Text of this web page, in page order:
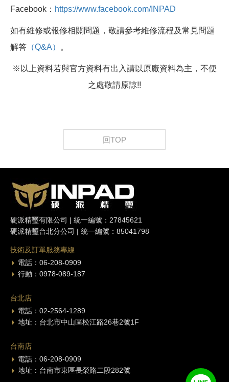
Facebook： https://www.facebook.com/INPAD
如有維修或報修相關問題，敬請參考維修流程及常見問題
解答 （Q&A） 。
※以上資料若與官方資料有出入請以原廠資料為主，不便
之處敬請原諒!!
回TOP
硬派精璽有限公司 | 統一編號：27845621
硬派精璽台北分公司 | 統一編號：85041798
技術及訂單服務專線
電話：06-208-0909
行動：0978-089-187
台北店
電話：02-2564-1289
地址：台北市中山區松江路26巷2號1F
台南店
電話：06-208-0909
地址：台南市東區長榮路二段282號